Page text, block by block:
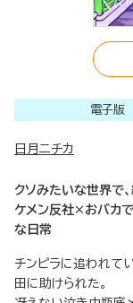
電子版
日月ニチカ
クソみたいな世界で
ケメン反社×おバカ
な日常
チンピラに追われて
田に助けられた。